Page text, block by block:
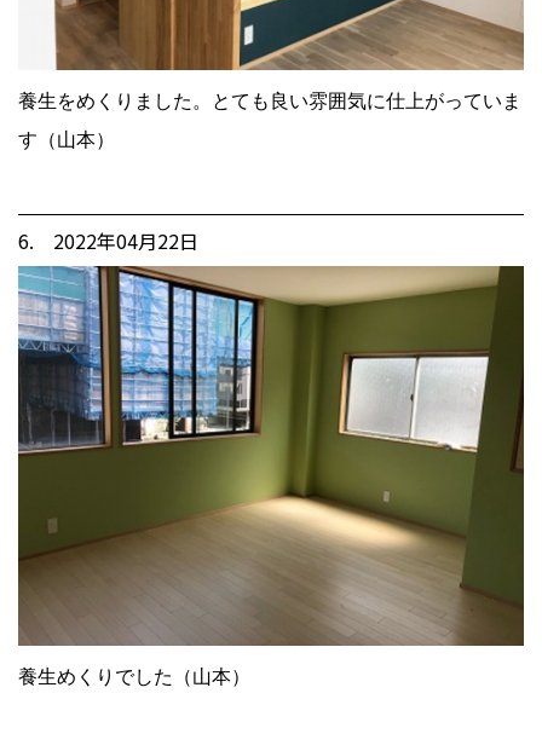
養生をめくりました。とても良い雰囲気に仕上がっていま
す（山本）
6. 2022年04月22日
養生めくりでした（山本）